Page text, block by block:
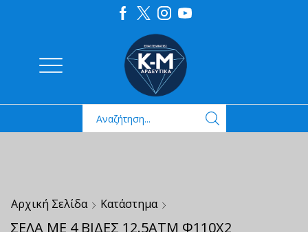
Αρχική Σελίδα Κατάστημα
ΣΕΛΑ ΜΕ 4 ΒΙΔΕΣ 12.5ΑΤΜ Φ110Χ2